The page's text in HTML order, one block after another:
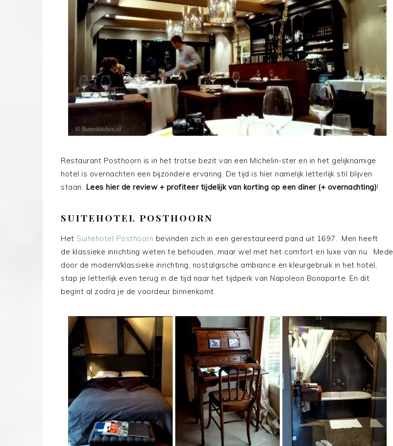
Restaurant Posthoorn is in het trotse bezit van een Michelin-ster en in het gelijknamige
hotel is overnachten een bijzondere ervaring. De tijd is hier namelijk letterlijk stil blijven
staan. Lees hier de review + profiteer tijdelijk van korting op een diner (+ overnachting)!
SUITEHOTEL POSTHOORN
Het Suitehotel Posthoorn bevinden zich in een gerestaureerd pand uit 1697. Men heeft
de klassieke inrichting weten te behouden, maar wel met het comfort en luxe van nu. Mede
door de modern/klassieke inrichting, nostalgische ambiance en kleurgebruik in het hotel,
stap je letterlijk even terug in de tijd naar het tijdperk van Napoleon Bonaparte. En dit
begint al zodra je de voordeur binnenkomt.